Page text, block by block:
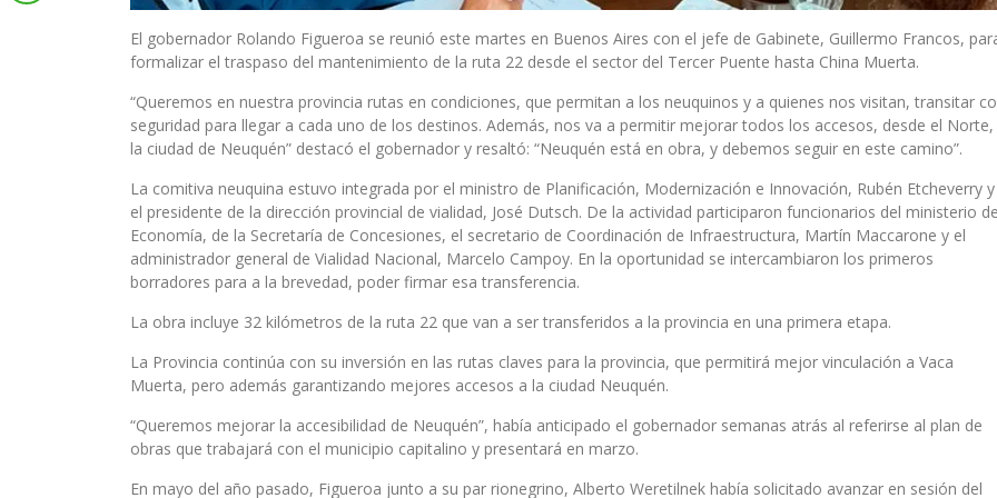
El gobernador Rolando Figueroa se reunió este martes en Buenos Aires con el jefe de Gabinete, Guillermo Francos,
formalizar el traspaso del mantenimiento de la ruta 22 desde el sector del Tercer Puente hasta China Muerta.
“Queremos en nuestra provincia rutas en condiciones, que permitan a los neuquinos y a quienes nos visitan, transitar
seguridad para llegar a cada uno de los destinos. Además, nos va a permitir mejorar todos los accesos, desde el Norte,
la ciudad de Neuquén” destacó el gobernador y resaltó: “Neuquén está en obra, y debemos seguir en este camino”.
La comitiva neuquina estuvo integrada por el ministro de Planificación, Modernización e Innovación, Rubén Etcheverry y
el presidente de la dirección provincial de vialidad, José Dutsch. De la actividad participaron funcionarios del ministerio de
Economía, de la Secretaría de Concesiones, el secretario de Coordinación de Infraestructura, Martín Maccarone y el
administrador general de Vialidad Nacional, Marcelo Campoy. En la oportunidad se intercambiaron los primeros
borradores para a la brevedad, poder firmar esa transferencia.
La obra incluye 32 kilómetros de la ruta 22 que van a ser transferidos a la provincia en una primera etapa.
La Provincia continúa con su inversión en las rutas claves para la provincia, que permitirá mejor vinculación a Vaca
Muerta, pero además garantizando mejores accesos a la ciudad Neuquén.
“Queremos mejorar la accesibilidad de Neuquén”, había anticipado el gobernador semanas atrás al referirse al plan de
obras que trabajará con el municipio capitalino y presentará en marzo.
En mayo del año pasado, Figueroa junto a su par rionegrino, Alberto Weretilnek había solicitado avanzar en sesión del